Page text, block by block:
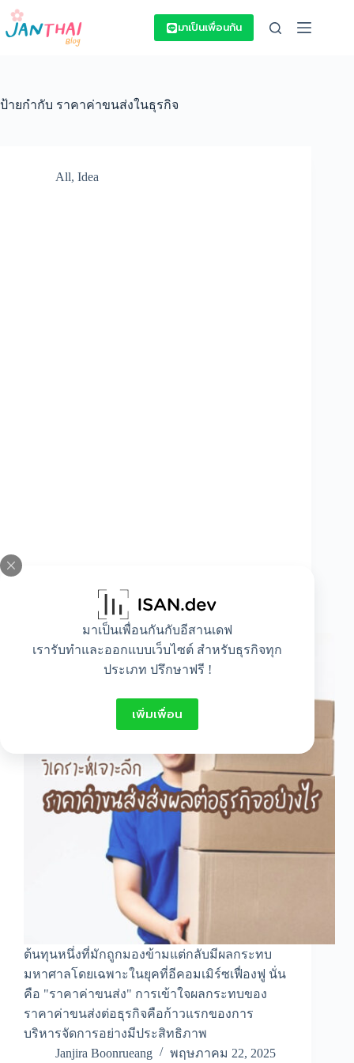
Skip
content
มาเป็นเพื่อนกันกับอีสานเดฟ
เรารับทำและออกแบบเว็บไซต์ สำหรับธุรกิจทุก
ประเภท ปรึกษาฟรี !
เพิ่มเพื่อน
มาเป็นเพื่อนกัน
ป้ายกำกับ ราคาค่าขนส่งในธุรกิจ
All, Idea
วิเคราะห์เจาะลึก ราคาค่าขนส่งส่งผลต่อธุรกิจ
ต้นทุนหนึ่งที่มักถูกมองข้ามแต่กลับมีผลกระทบ
มหาศาลโดยเฉพาะในยุคที่อีคอมเมิร์ซเฟื่องฟู นั่น
คือ "ราคาค่าขนส่ง" การเข้าใจผลกระทบของ
ราคาค่าขนส่งต่อธุรกิจคือก้าวแรกของการ
บริหารจัดการอย่างมีประสิทธิภาพ
Janjira Boonrueang
พฤษภาคม 22, 2025